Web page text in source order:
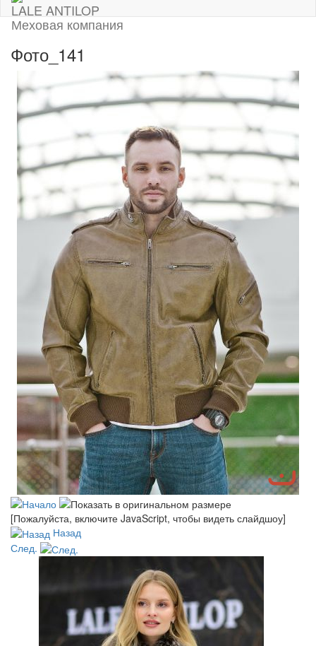
LALE ANTILOP
Меховая компания
Фото_141
[Пожалуйста, включите JavaScript, чтобы видеть слайдшоу]
Назад
След.